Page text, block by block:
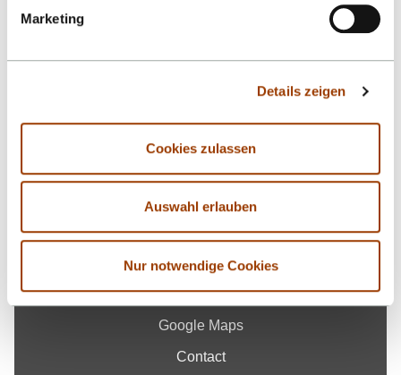
Marketing
Details zeigen
Cookies zulassen
Auswahl erlauben
Nur notwendige Cookies
Contact
School of Life Sciences
Alteburgstraße 150
72762 Reutlingen
-
Google Maps
Contact